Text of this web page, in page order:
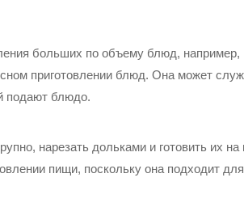
больших по объему блюд, например,
приготовлении блюд. Она может
подают блюдо.
нарезать дольками и готовить их на
пищи, поскольку она подходит